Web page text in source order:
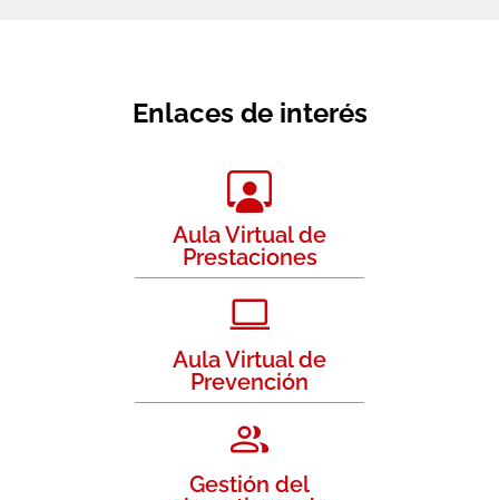
Enlaces de interés
Aula Virtual de
Prestaciones
Aula Virtual de
Prevención
Gestión del